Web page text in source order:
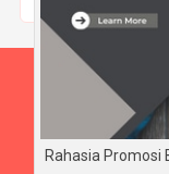
Beranda
Disclaimer
Rahasia Promosi